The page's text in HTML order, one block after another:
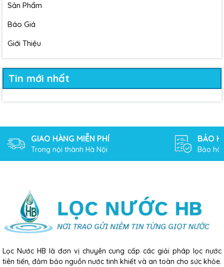
Sản Phẩm
Báo Giá
Giới Thiệu
Tin mới nhất
GIAO HÀNG MIỄN PHÍ
Trong nội thành Hà Nội
BẢO
Bảo
Lọc Nước HB là đơn vị chuyên cung cấp các giải pháp lọc nước
tiên tiến, đảm bảo nguồn nước tinh khiết và an toàn cho sức khỏe.